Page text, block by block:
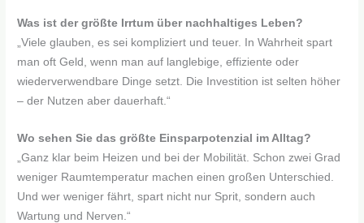
Was ist der größte Irrtum über nachhaltiges Leben?
„Viele glauben, es sei kompliziert und teuer. In Wahrheit spart
man oft Geld, wenn man auf langlebige, effiziente oder
wiederverwendbare Dinge setzt. Die Investition ist selten höher
– der Nutzen aber dauerhaft.“
Wo sehen Sie das größte Einsparpotenzial im Alltag?
„Ganz klar beim Heizen und bei der Mobilität. Schon zwei Grad
weniger Raumtemperatur machen einen großen Unterschied.
Und wer weniger fährt, spart nicht nur Sprit, sondern auch
Wartung und Nerven.“